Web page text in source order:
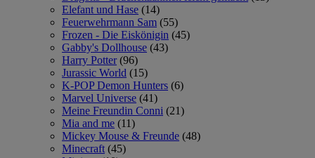
Elefant und Hase (14)
Feuerwehrmann Sam (55)
Frozen - Die Eiskönigin (45)
Gabby's Dollhouse (43)
Harry Potter (96)
Jurassic World (15)
K-POP Demon Hunters (6)
Marvel Universe (41)
Meine Freundin Conni (21)
Mia and me (11)
Mickey Mouse & Freunde (48)
Minecraft (45)